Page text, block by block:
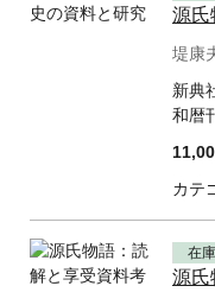
源氏
堤康
新典
和暦
カテ
在
源氏